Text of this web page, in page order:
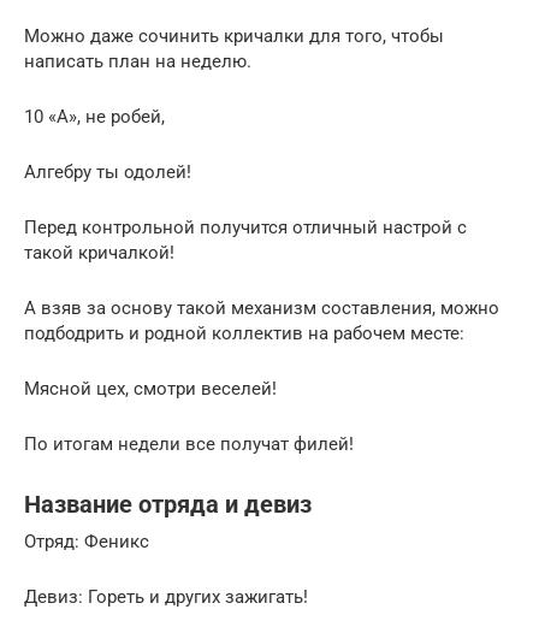
Можно даже сочинить кричалки для того, чтобы
написать план на неделю.
10 «А», не робей,
Алгебру ты одолей!
Перед контрольной получится отличный настрой с
такой кричалкой!
А взяв за основу такой механизм составления, можно
подбодрить и родной коллектив на рабочем месте:
Мясной цех, смотри веселей!
По итогам недели все получат филей!
Название отряда и девиз
Отряд: Феникс
Девиз: Гореть и других зажигать!